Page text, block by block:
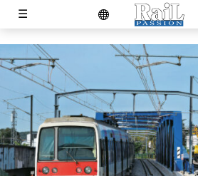
Actualités
Magazines
Boutique
Newsletters
Contacts
Publicité
S'abonner
laviedurail.com
☰